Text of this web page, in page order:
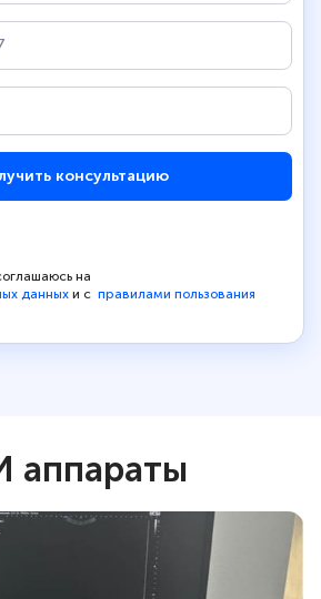
консультацию
на
данных и с правилами пользования
аппараты